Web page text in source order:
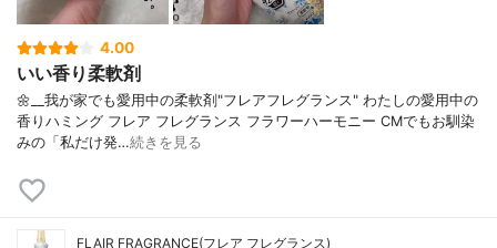
4.00
いい香り柔軟剤
🌼__我が家でも愛用中の柔軟剤"フレアフレグランス"⁡ わたしの愛用中の
香り⁡ハミング フレア フレグランス フラワーハーモニー CMでもお馴染
みの「私だけ発…続きを見る
FLAIR FRAGRANCE(フレア フレグランス)